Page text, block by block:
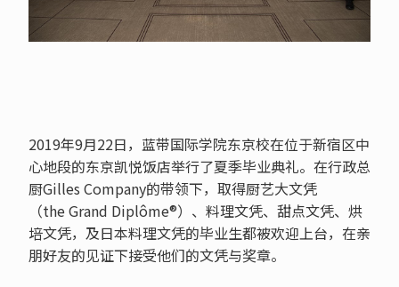
2019年9月22日，蓝带国际学院东京校在位于新宿区中
心地段的东京凯悦饭店举行了夏季毕业典礼。在行政总
厨Gilles Company的带领下，取得厨艺大文凭
（the Grand Diplôme®）、料理文凭、甜点文凭、烘
培文凭，及日本料理文凭的毕业生都被欢迎上台，在亲
朋好友的见证下接受他们的文凭与奖章。